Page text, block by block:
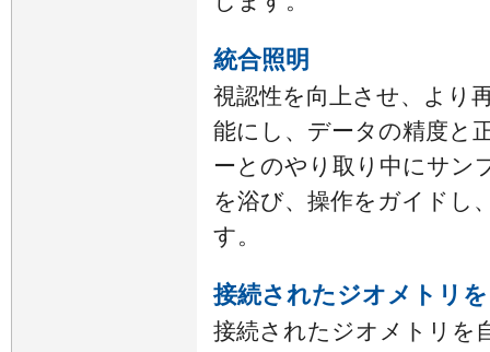
統合照明
視認性を向上させ、より
能にし、データの精度と
ーとのやり取り中にサン
を浴び、操作をガイドし
す。
接続されたジオメトリ
接続されたジオメトリを